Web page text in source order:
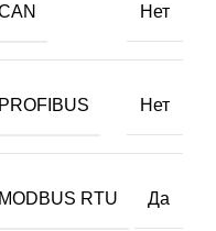
Нет
Нет
RTU Да